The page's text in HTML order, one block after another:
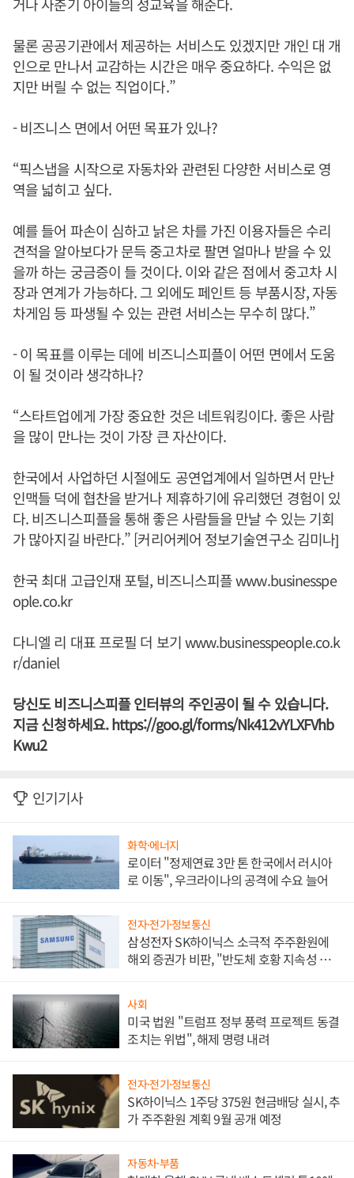
물론 공공기관에서 제공하는 서비스도 있겠지만 개인 대 개
인으로 만나서 교감하는 시간은 매우 중요하다. 수익은 없
지만 버릴 수 없는 직업이다.”
- 비즈니스 면에서 어떤 목표가 있나?
“픽스냅을 시작으로 자동차와 관련된 다양한 서비스로 영
역을 넓히고 싶다.
예를 들어 파손이 심하고 낡은 차를 가진 이용자들은 수리
견적을 알아보다가 문득 중고차로 팔면 얼마나 받을 수 있
을까 하는 궁금증이 들 것이다. 이와 같은 점에서 중고차 시
장과 연계가 가능하다. 그 외에도 페인트 등 부품시장, 자동
차게임 등 파생될 수 있는 관련 서비스는 무수히 많다.”
- 이 목표를 이루는 데에 비즈니스피플이 어떤 면에서 도움
이 될 것이라 생각하나?
“스타트업에게 가장 중요한 것은 네트워킹이다. 좋은 사람
을 많이 만나는 것이 가장 큰 자산이다.
한국에서 사업하던 시절에도 공연업계에서 일하면서 만난
인맥들 덕에 협찬을 받거나 제휴하기에 유리했던 경험이 있
다. 비즈니스피플을 통해 좋은 사람들을 만날 수 있는 기회
가 많아지길 바란다.” [커리어케어 정보기술연구소 김미나]
한국 최대 고급인재 포털, 비즈니스피플www.businesspe
ople.co.kr
다니엘 리 대표 프로필 더 보기www.businesspeople.co.k
r/daniel
당신도 비즈니스피플 인터뷰의 주인공이 될 수 있습니다.
지금 신청하세요.https://goo.gl/forms/Nk412vYLXFVhb
Kwu2
인기기사
화학·에너지
로이터 "정제연료 3만 톤 한국에서 러시아
로 이동", 우크라이나의 공격에 수요 늘어
전자·전기·정보통신
삼성전자 SK하이닉스 소극적 주주환원에
해외 증권가 비판, "반도체 호황 지속성 의
사회
미국 법원 "트럼프 정부 풍력 프로젝트 동결
조치는 위법", 해제 명령 내려
전자·전기·정보통신
SK하이닉스 1주당 375원 현금배당 실시, 추
가 주주환원 계획 9월 공개 예정
자동차·부품